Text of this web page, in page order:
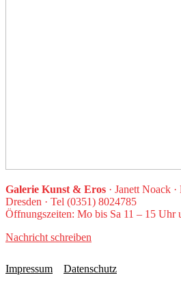
Galerie Kunst & Eros · Janett Noack
Dresden · Tel (0351) 8024785
Öffnungszeiten: Mo bis Sa 11 – 15 Uhr
Nachricht schreiben
Impressum Datenschutz